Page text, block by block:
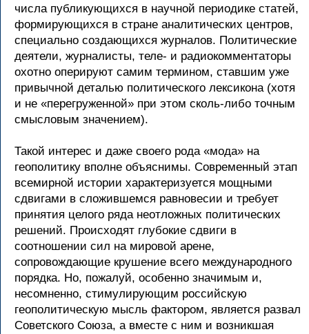
числа публикующихся в научной периодике статей,
формирующихся в стране аналитических центров,
специально создающихся журналов. Политические
деятели, журналисты, теле- и радиокомментаторы
охотно оперируют самим термином, ставшим уже
привычной деталью политического лексикона (хотя
и не «перегруженной» при этом сколь-либо точным
смысловым значением).
Такой интерес и даже своего рода «мода» на
геополитику вполне объяснимы. Современный этап
всемирной истории характеризуется мощными
сдвигами в сложившемся равновесии и требует
принятия целого ряда неотложных политических
решений. Происходят глубокие сдвиги в
соотношении сил на мировой арене,
сопровождающие крушение всего международного
порядка. Но, пожалуй, особенно значимым и,
несомненно, стимулирующим российскую
геополитическую мысль фактором, является развал
Советского Союза, а вместе с ним и возникшая